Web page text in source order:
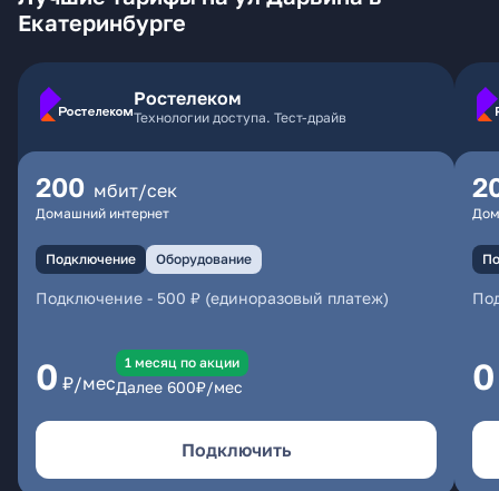
Екатеринбурге
Ростелеком
Технологии доступа. Тест-драйв
200 мбит/сек
Домашний интернет
Подключение Оборудование
Подключение - 500 ₽ (единоразовый платеж)
0 ₽/мес
1 месяц по акции
Далее 600₽/мес
Подключить
0